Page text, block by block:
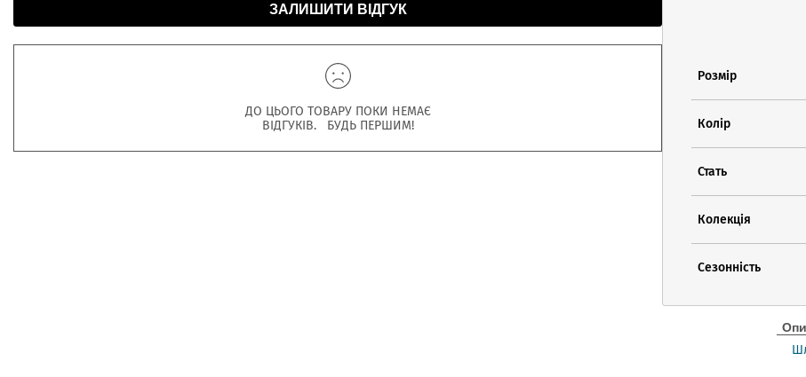
ЗАЛИШИТИ ВІДГУК
ДО ЦЬОГО ТОВАРУ ПОКИ НЕМАЄ
ВІДГУКІВ. БУДЬ ПЕРШИМ!
Розмір
Колір
Стать
Колекція
Сезонність